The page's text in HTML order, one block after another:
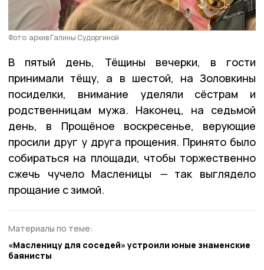
Фото: архив Галины Судоргиной
В пятый день, Тёщины вечерки, в гости
принимали тёщу, а в шестой, на Золовкины
посиделки, внимание уделяли сёстрам и
родственницам мужа. Наконец, на седьмой
день, в Прощёное воскресенье, верующие
просили друг у друга прощения. Принято было
собираться на площади, чтобы торжественно
сжечь чучело Масленицы — так выглядело
прощание с зимой.
Материалы по теме:
«Масленицу для соседей» устроили юные знаменские
баянисты